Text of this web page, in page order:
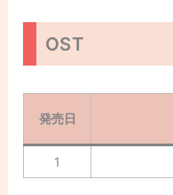
OST
発売日
1